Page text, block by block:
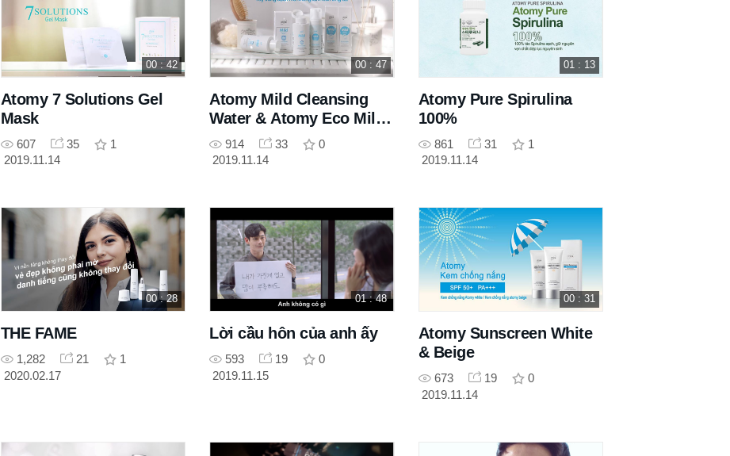
00 : 42
Atomy 7 Solutions Gel
Mask
607 35
1
2019.11.14
00 : 47
Atomy Mild Cleansing
Water & Atomy Eco Mild
Bubble Cleanser
914 33
0
2019.11.14
01 : 13
Atomy Pure Spirulina
100%
861 31
1
2019.11.14
00 : 28
THE FAME
1,282 21
1
2020.02.17
01 : 48
Lời cầu hôn của anh ấy
593 19
0
2019.11.15
00 : 31
Atomy Sunscreen White
& Beige
673 19
0
2019.11.14